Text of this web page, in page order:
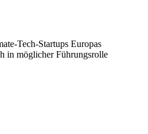
Tech-Startups Europas
in möglicher Führungsrolle